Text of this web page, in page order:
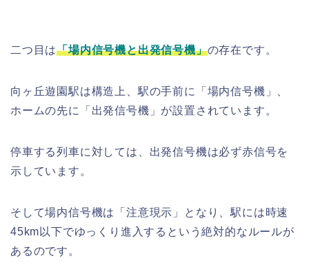
二つ目は「場内信号機と出発信号機」の存在です。
向ヶ丘遊園駅は構造上、駅の手前に「場内信号機」、
ホームの先に「出発信号機」が設置されています。
停車する列車に対しては、出発信号機は必ず赤信号を
示しています。
そして場内信号機は「注意現示」となり、駅には時速
45km以下でゆっくり進入するという絶対的なルールが
あるのです。